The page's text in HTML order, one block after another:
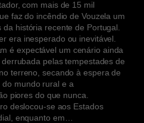
com mais de 15 mil
faz do incêndio de Vouzela um
história recente de Portugal.
era inesperado ou inevitável.
é expectável um cenário ainda
pelas tempestades de
terreno, secando à espera de
mundo rural e a
piores do que nunca.
deslocou-se aos Estados
enquanto em…